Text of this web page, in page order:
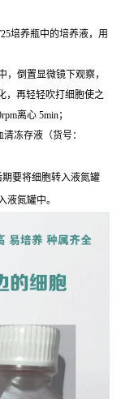
培养瓶中的培养液，用
，倒置显微镜下观察，
，再轻轻吹打细胞使之
离心 5min；
冻存液（货号：
要将细胞转入液氮罐
氮罐中。